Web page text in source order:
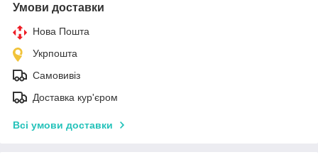
Умови доставки
Нова Пошта
Укрпошта
Самовивіз
Доставка кур'єром
Всі умови доставки